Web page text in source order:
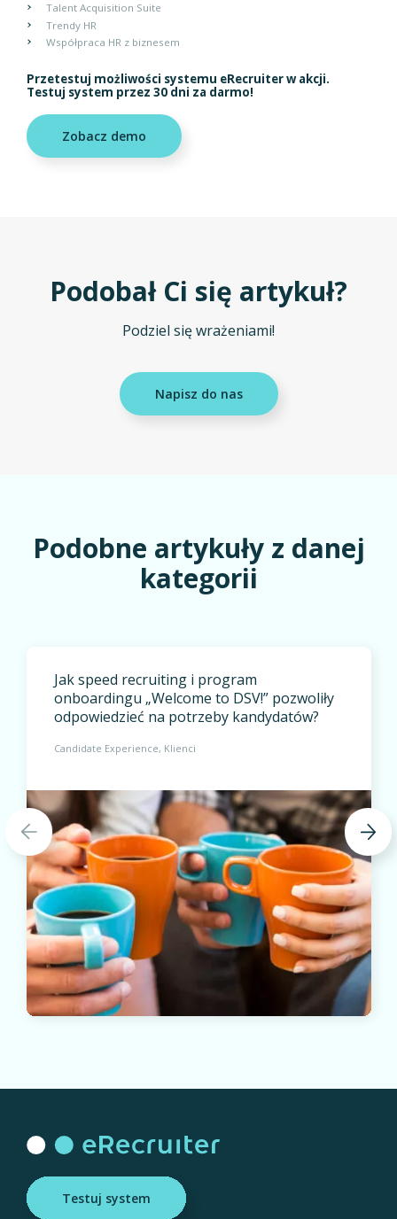
Talent Acquisition Suite
Trendy HR
Współpraca HR z biznesem
Przetestuj możliwości systemu eRecruiter w akcji.
Testuj system przez 30 dni za darmo!
Zobacz demo
Podobał Ci się artykuł?
Podziel się wrażeniami!
Napisz do nas
Podobne artykuły z danej
kategorii
Jak speed recruiting i program
onboardingu „Welcome to DSV!” pozwoliły
odpowiedzieć na potrzeby kandydatów?
Candidate Experience Klienci
Testuj system